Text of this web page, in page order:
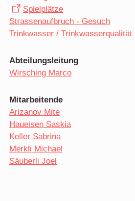
Spielplätze
Strassenaufbruch - Gesuch
Trinkwasser / Trinkwasserqualität
Abteilungsleitung
Wirsching Marco
Mitarbeitende
Arizanov Mite
Haueisen Saskia
Keller Sabrina
Merkli Michael
Säuberli Joel